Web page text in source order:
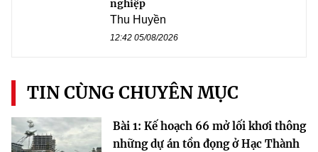
nghiệp
Thu Huyền
12:42 05/08/2026
TIN CÙNG CHUYÊN MỤC
Bài 1: Kế hoạch 66 mở lối khơi thông
những dự án tồn đọng ở Hạc Thành